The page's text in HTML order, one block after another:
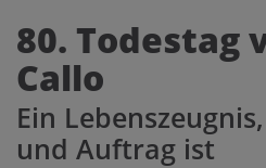
A A A A A
80. Todestag
Callo
Ein
und Auftrag ist